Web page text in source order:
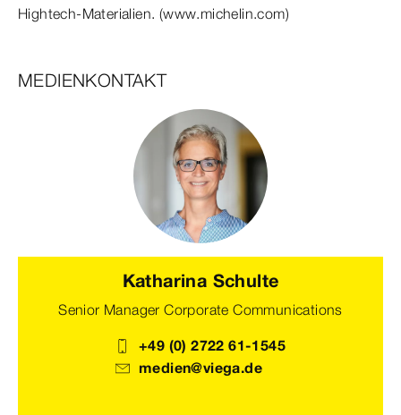
Hightech-Materialien. (www.michelin.com)
MEDIENKONTAKT
Katharina Schulte
Senior Manager Corporate Communications
+49 (0) 2722 61-1545
medien@viega.de